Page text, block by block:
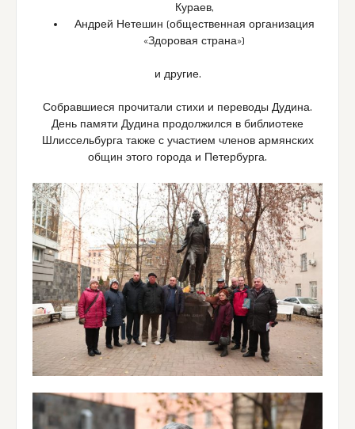
Кураев,
Андрей Нетешин (общественная организация
«Здоровая страна»)
и другие.
Собравшиеся прочитали стихи и переводы Дудина.
День памяти Дудина продолжился в библиотеке
Шлиссельбурга также с участием членов армянских
общин этого города и Петербурга.